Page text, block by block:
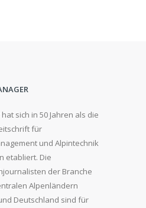
hat sich in 50 Jahren als die
für
und Alpintechnik
etabliert. Die
der Branche
Alpenländern
Deutschland sind für